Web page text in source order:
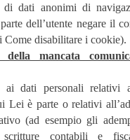
di dati anonimi di
dell’utente negare il
Come disabilitare i cookie).
della mancata
dati personali relativi
Lei è parte o relativi
(ad esempio gli
contabili e